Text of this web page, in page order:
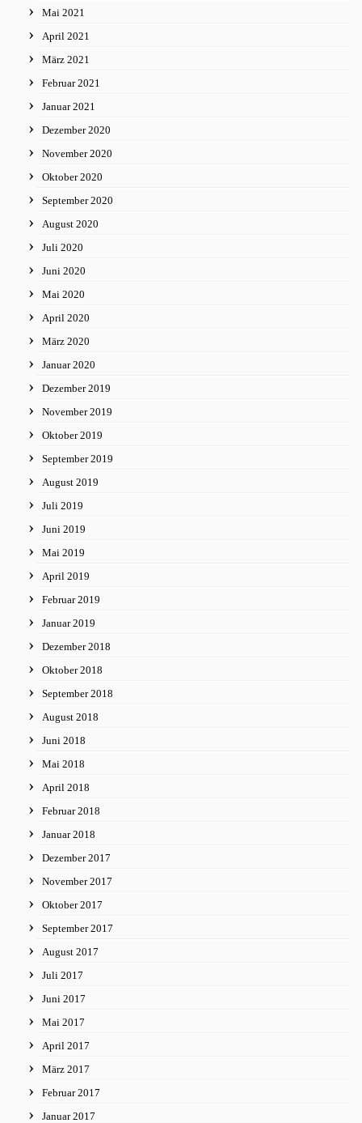
Mai 2021
April 2021
März 2021
Februar 2021
Januar 2021
Dezember 2020
November 2020
Oktober 2020
September 2020
August 2020
Juli 2020
Juni 2020
Mai 2020
April 2020
März 2020
Januar 2020
Dezember 2019
November 2019
Oktober 2019
September 2019
August 2019
Juli 2019
Juni 2019
Mai 2019
April 2019
Februar 2019
Januar 2019
Dezember 2018
Oktober 2018
September 2018
August 2018
Juni 2018
Mai 2018
April 2018
Februar 2018
Januar 2018
Dezember 2017
November 2017
Oktober 2017
September 2017
August 2017
Juli 2017
Juni 2017
Mai 2017
April 2017
März 2017
Februar 2017
Januar 2017